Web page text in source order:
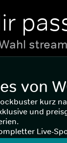
von
kurz
und
Live-